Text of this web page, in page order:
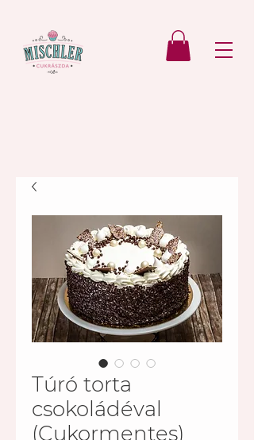
Túró torta
csokoládéval
(Cukormentes)